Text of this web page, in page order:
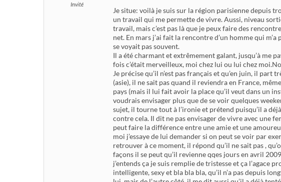
Invité
Je situe: voilà je suis sur la région parisienne depuis
un travail qui me permette de vivre. Aussi, niveau
travail, mais c’est pas là que je peux faire des
net. En mars j’ai fait la rencontre d’un homme qui
se voyait pas souvent.
Il a été charmant et extrêmement galant, jusqu’à me
fois c’était merveilleux, moi chez lui ou lui chez
Je précise qu’il n’est pas français et qu’en juin, il
(asie), il ne sait pas quand il reviendra en France,
pays (mais il lui fait avoir la place qu’il veut dans un
voudrais envisager plus que de se voir quelques
sujet, il tourne tout à l’ironie et prétend puisqu’il a
contre cela. Il dit ne pas envisager de vivre avec une
peut faire la différence entre une amie et une
moi j’essaye de lui demander si on peut se voir par
retrouver à ce moment, il répond qu’il ne sait pas ,
façons il se peut qu’il revienne qqes jours en avril
j’entends ça je suis remplie de tristesse et ça l’agace
intelligente, sexy et bla bla bla, qu’il n’a pas depuis